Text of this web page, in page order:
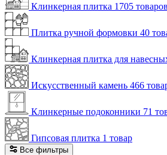
Клинкерная плитка 1705 товаров
Плитка ручной формовки 40
Клинкерная плитка для
Искусственный камень 466
Клинкерные подоконники 71
Гипсовая плитка 1 товар
Все фильтры